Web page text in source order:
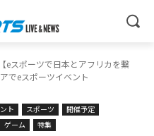
【eスポーツで日本とアフリカを繋
でeスポーツイベント
ト スポーツ
開催予定
ゲーム 特集